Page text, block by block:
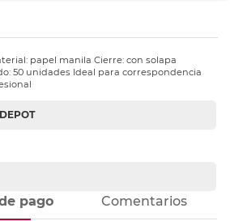
papel manila Cierre: con solapa
50 unidades Ideal para correspondencia
pago Comentarios